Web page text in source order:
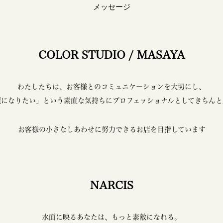
メッセージ
COLOR STUDIO / MASAYA
わたしたちは、 お客様とのコミュニケーションを大切にし、
なりたい」という素直な気持ちに プロフェッショナルとしてきちん
お客様の小さなしあわせに努力できる お店を目指しています
NARCIS
水面に映るあなたは、もっと素敵になれる。